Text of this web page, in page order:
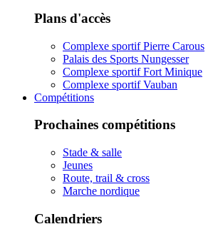
Plans d'accès
Complexe sportif Pierre Carous
Palais des Sports Nungesser
Complexe sportif Fort Minique
Complexe sportif Vauban
Compétitions
Prochaines compétitions
Stade & salle
Jeunes
Route, trail & cross
Marche nordique
Calendriers